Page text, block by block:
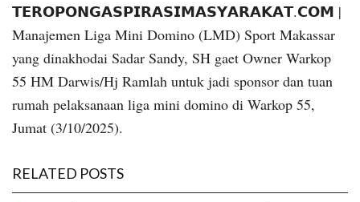
𝗧𝗘𝗥𝗢𝗣𝗢𝗡𝗚𝗔𝗦𝗣𝗜𝗥𝗔𝗦𝗜𝗠𝗔𝗦𝗬𝗔𝗥𝗔𝗞𝗔𝗧.𝗖𝗢𝗠 |
Manajemen Liga Mini Domino (LMD) Sport Makassar
yang dinakhodai Sadar Sandy, SH gaet Owner Warkop
55 HM Darwis/Hj Ramlah untuk jadi sponsor dan tuan
rumah pelaksanaan liga mini domino di Warkop 55,
Jumat (3/10/2025).
RELATED POSTS